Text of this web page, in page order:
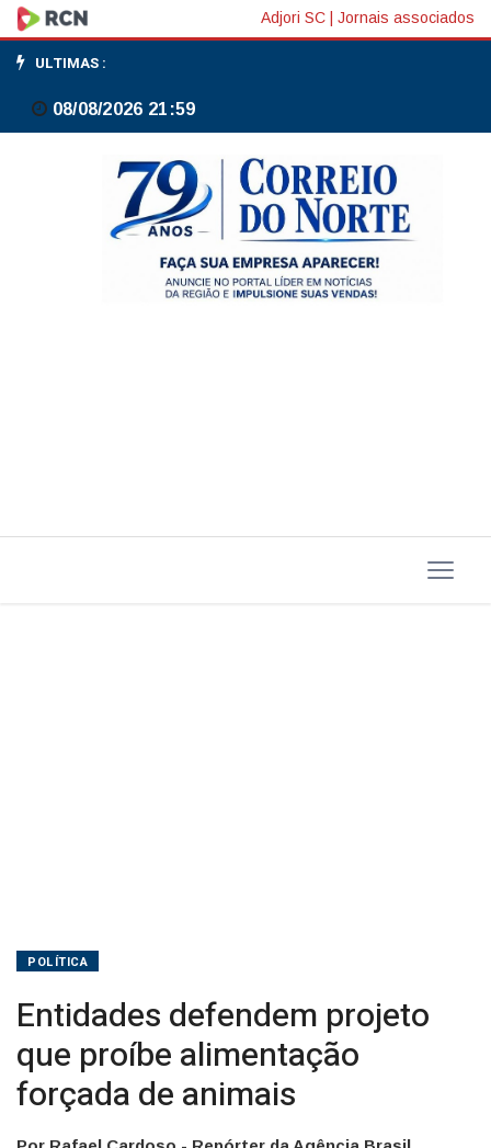
Entidades
defendem
projeto
alimentação
Adjori SC Jornais associados
ULTIMAS :
08/08/2026 21:59
POLÍTICA
Entidades defendem projeto
que proíbe alimentação
forçada de animais